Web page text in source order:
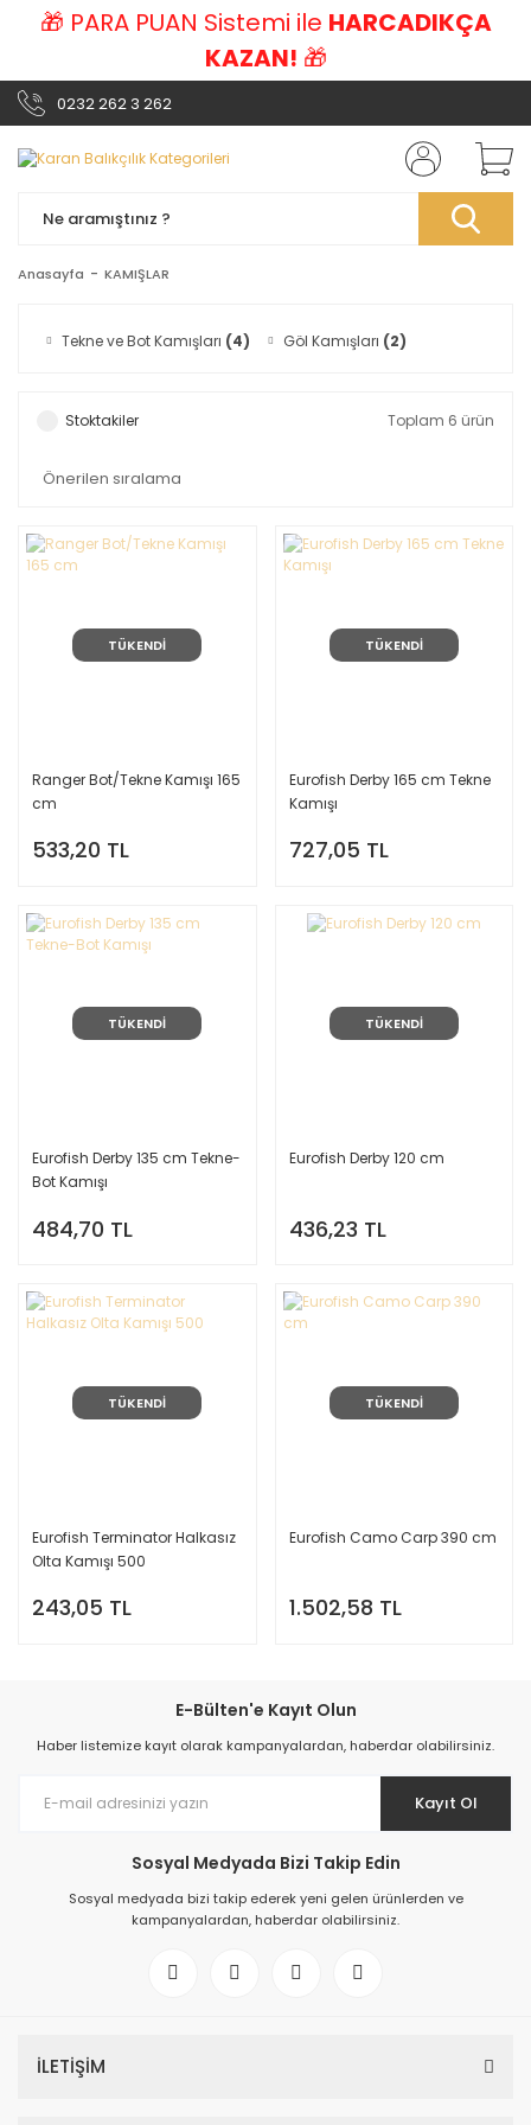
🎁 PARA PUAN Sistemi ile HARCADIKÇA
KAZAN! 🎁
0232 262 3 262
Anasayfa KAMIŞLAR
Tekne ve Bot Kamışları (4) Göl Kamışları (2)
Stoktakiler Toplam 6 ürün
TÜKENDİ
Ranger Bot/Tekne Kamışı 165
cm
533,20 TL
TÜKENDİ
Eurofish Derby 165 cm Tekne
Kamışı
727,05 TL
TÜKENDİ
Eurofish Derby 135 cm Tekne-
Bot Kamışı
484,70 TL
TÜKENDİ
Eurofish Derby 120 cm
436,23 TL
TÜKENDİ
Eurofish Terminator Halkasız
Olta Kamışı 500
243,05 TL
TÜKENDİ
Eurofish Camo Carp 390 cm
1.502,58 TL
E-Bülten'e Kayıt Olun
Haber listemize kayıt olarak kampanyalardan, haberdar olabilirsiniz.
Kayıt Ol
Sosyal Medyada Bizi Takip Edin
Sosyal medyada bizi takip ederek yeni gelen ürünlerden ve
kampanyalardan, haberdar olabilirsiniz.
İLETİŞİM